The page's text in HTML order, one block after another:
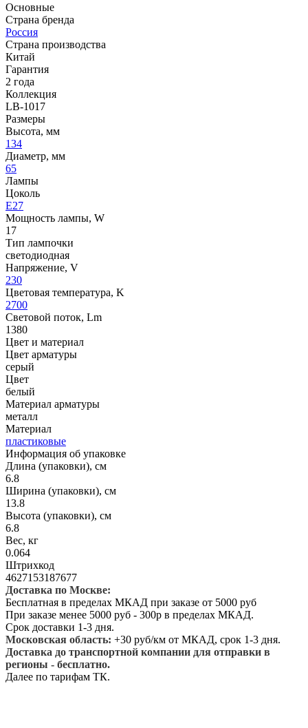
Основные
Страна бренда
Россия
Страна производства
Китай
Гарантия
2 года
Коллекция
LB-1017
Размеры
Высота, мм
134
Диаметр, мм
65
Лампы
Цоколь
E27
Мощность лампы, W
17
Тип лампочки
светодиодная
Напряжение, V
230
Цветовая температура, K
2700
Световой поток, Lm
1380
Цвет и материал
Цвет арматуры
серый
Цвет
белый
Материал арматуры
металл
Материал
пластиковые
Информация об упаковке
Длина (упаковки), см
6.8
Ширина (упаковки), см
13.8
Высота (упаковки), см
6.8
Вес, кг
0.064
Штрихкод
4627153187677
Доставка по Москве:
Бесплатная в пределах МКАД при заказе от 5000 руб
При заказе менее 5000 руб - 300р в пределах МКАД.
Срок доставки 1-3 дня.
Московская область: +30 руб/км от МКАД, срок 1-3 дня.
Доставка до транспортной компании для отправки в
регионы - бесплатно.
Далее по тарифам ТК.